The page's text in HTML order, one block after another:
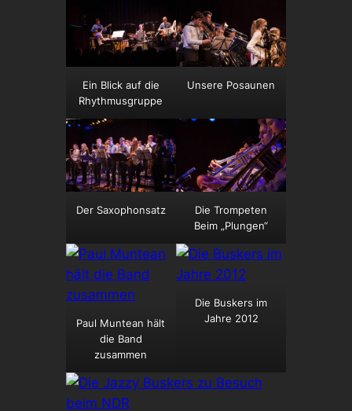
Ein Blick auf die
Rhythmusgruppe
Unsere Posaunen
Der Saxophonsatz
Die Trompeten
Beim „Plungen“
Paul Muntean hält
die Band
zusammen
Die Buskers im
Jahre 2012